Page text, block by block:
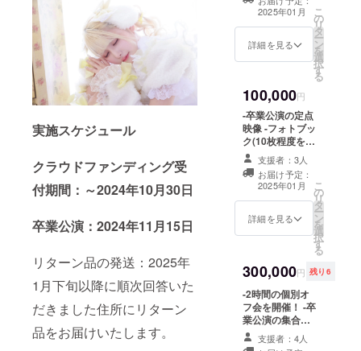
実施スケジュール
クラウドファンディング受
付期間：～2024年10月30日
卒業公演：2024年11月15日
リターン品の発送：2025年
1月下旬以降に順次回答いた
だきました住所にリターン
品をお届けいたします。
文字までお願い
いたします。 ※
特殊文字・記号
は使用できませ
ん
ツ -限定長文ブロ
マイド -クレジッ
ト(名前掲載 ) 当
日会場にある看
ます。 備考欄に
記載希望のお名
前（ニックネー
ム可）を記載く
ださい。 ※ネー
ムプレートのお
持ち帰り不可 ※
お名前（ニック
ネーム可）は、6
文字までお願い
いたします。 ※
特殊文字・記号
ん
2025年01月
詳細を見る
こ
の
リ
タ
ー
ン
を
選
択
す
る
100,000円
-卒業公演の定点
映像 -フォトブッ
ク(10枚程度を予
定) -卒業公演 限
定衣装のアク
キー -限定Tシャ
ツ -限定長文ブロ
マイド -クレジッ
ト(名前掲載 ) 当
させていただき
ます。 備考欄に
記載希望のお名
前（ニックネー
ム可）を記載く
ださい。 ※ネー
ムプレートのお
支援者：3人
お届け予定：
2025年01月
詳細を見る
こ
の
リ
タ
ー
ン
を
選
択
す
る
300,000円 残り6
-2時間の個別オ
フ会を開催！ -卒
業公演の集合写
真にご支援者様
のお名前を掲載 -
支援者：4人